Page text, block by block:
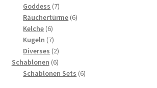
Goddess 77
Produkte
Räuchertürme 66
Kelche 66
Produkte
Kugeln 77
Produkte
Diverses 22
Produkte
Schablonen 66
Produkte
Schablonen Sets 66